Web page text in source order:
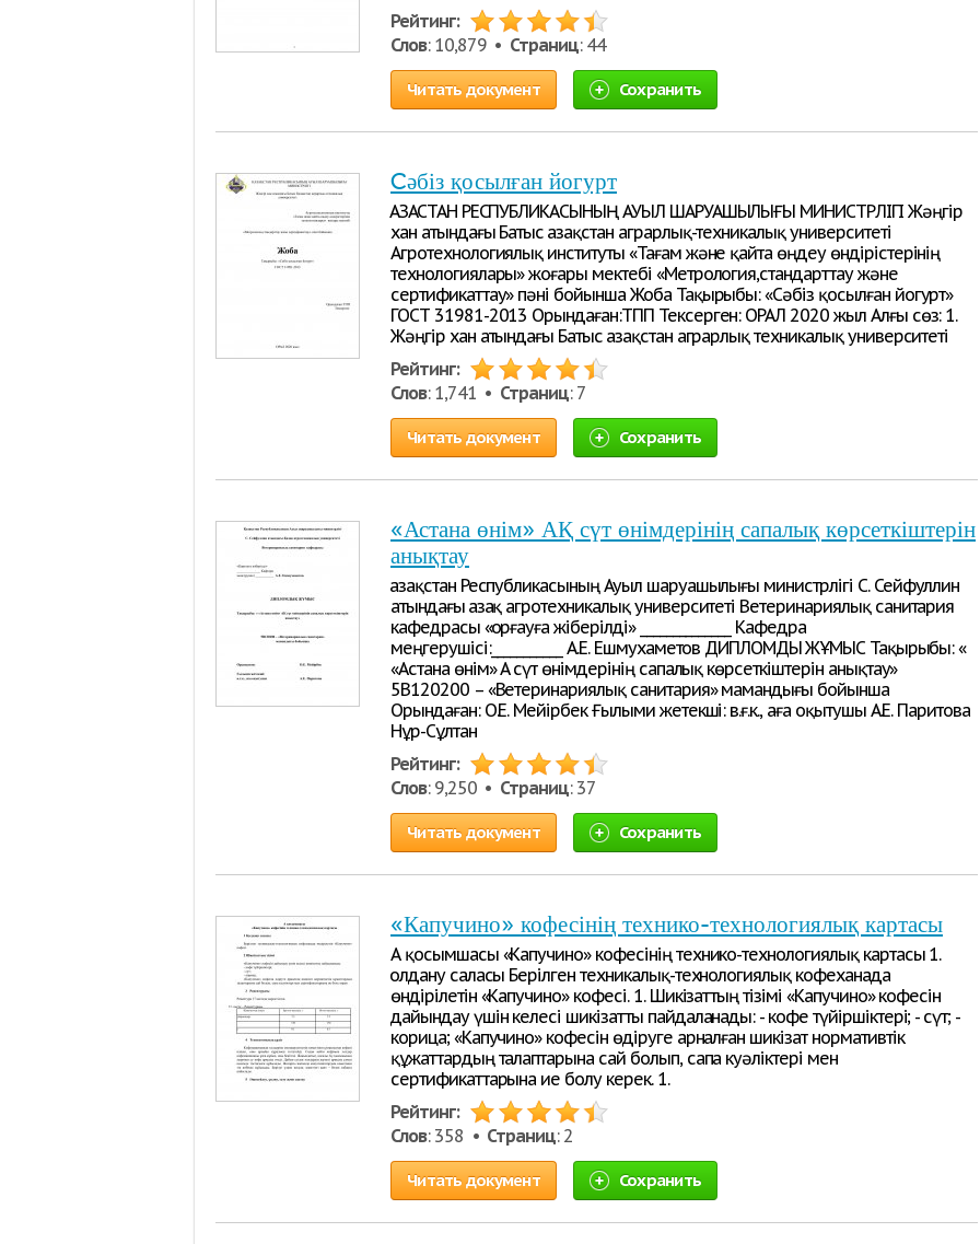
Рейтинг:
Слов: 10,879 • Страниц: 44
Читать документ Сохранить
Cәбіз қосылған йогурт
ҚАЗАҚСТАН РЕСПУБЛИКАСЫНЫҢ АУЫЛ ШАРУАШЫЛЫҒЫ МИНИСТРЛІГІ Жәңгір
хан атындағы Батыс Қазақстан аграрлық-техникалық университеті
Агротехнологиялық институты «Тағам және қайта өңдеу өндірістерінің
технологиялары» жоғары мектебі «Метрология,стандарттау және
сертификаттау» пәні бойынша Жоба Тақырыбы: «Cәбіз қосылған йогурт»
ГОСТ 31981-2013 Орындаған:ТПП Тексерген: ОРАЛ 2020 жыл Алғы сөз: 1.
Жәңгір хан атындағы Батыс Қазақстан аграрлық техникалық университеті
Рейтинг:
Слов: 1,741 • Страниц: 7
Читать документ Сохранить
«Астана өнім» АҚ сүт өнімдерінің сапалық көрсеткіштерін
анықтау
Қазақстан Республикасының Ауыл шаруашылығы министрлігі С. Сейфуллин
атындағы Қазақ агротехникалық университеті Ветеринариялық санитария
кафедрасы «Қорғауға жіберілді» ______________ Кафедра
меңгерушісі:___________ А.Е. Ешмухаметов ДИПЛОМДЫҚ ЖҰМЫС Тақырыбы: «
«Астана өнім» АҚ сүт өнімдерінің сапалық көрсеткіштерін анықтау»
5В120200 – «Ветеринариялық санитария» мамандығы бойынша
Орындаған: О.Е. Мейірбек Ғылыми жетекші: в.ғ.к., аға оқытушы А.Е. Паритова
Нұр-Сұлтан
Рейтинг:
Слов: 9,250 • Страниц: 37
Читать документ Сохранить
«Капучино» кофесінің технико-технологиялық картасы
А қосымшасы «Капучино» кофесінің технико-технологиялық картасы 1.
Қолдану саласы Берілген техникалық-технологиялық кофеханада
өндірілетін «Капучино» кофесі. 1. Шикізаттың тізімі «Капучино» кофесін
дайындау үшін келесі шикізатты пайдаланады: - кофе түйіршіктері; - сүт; -
корица; «Капучино» кофесін өдіруге арналған шикізат нормативтік
құжаттардың талаптарына сай болып, сапа куәліктері мен
сертификаттарына ие болу керек. 1.
Рейтинг:
Слов: 358 • Страниц: 2
Читать документ Сохранить